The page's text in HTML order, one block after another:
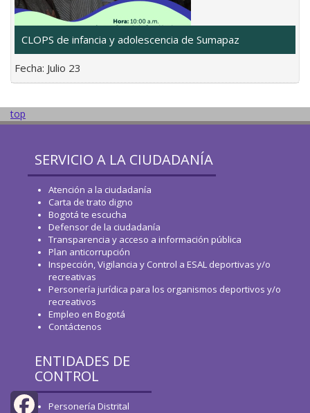
CLOPS de infancia y adolescencia de Sumapaz
Fecha: Julio 23
top
SERVICIO A LA CIUDADANÍA
Atención a la ciudadanía
Carta de trato digno
Bogotá te escucha
Defensor de la ciudadanía
Transparencia y acceso a información pública
Plan anticorrupción
Inspección, Vigilancia y Control a ESAL deportivas y/o
recreativas
Personería jurídica para los organismos deportivos y/o
recreativos
Empleo en Bogotá
Contáctenos
ENTIDADES DE
CONTROL
Personería Distrital